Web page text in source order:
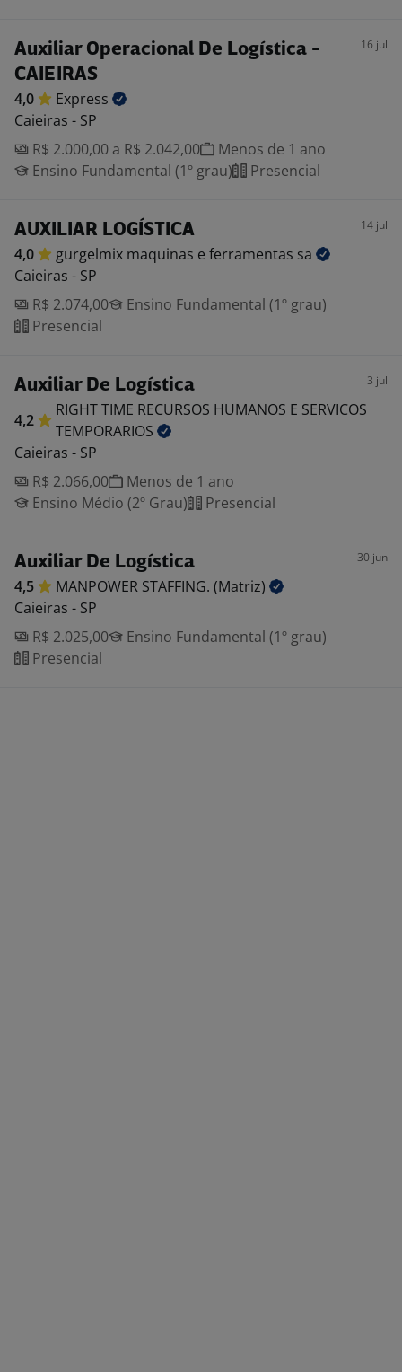
Auxiliar Operacional De Logística -
CAIEIRAS
16 jul
4,0
Express
Caieiras - SP
R$ 2.000,00 a R$ 2.042,00
Menos de 1 ano
Ensino Fundamental (1º grau)
Presencial
AUXILIAR LOGÍSTICA 14 jul
4,0 gurgelmix maquinas e ferramentas sa
Caieiras - SP
R$ 2.074,00
Ensino Fundamental (1º grau)
Presencial
Auxiliar De Logística 3 jul
4,2
RIGHT TIME RECURSOS HUMANOS E SERVICOS
TEMPORARIOS
Caieiras - SP
R$ 2.066,00
Menos de 1 ano
Ensino Médio (2º Grau)
Presencial
Auxiliar De Logística 30 jun
4,5 MANPOWER STAFFING. (Matriz)
Caieiras - SP
R$ 2.025,00
Ensino Fundamental (1º grau)
Presencial